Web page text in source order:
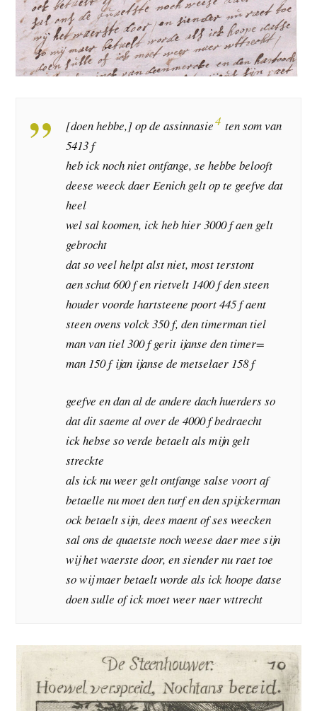
[doen hebbe,] op de assinnasie4 ten som van
5413 f
heb ick noch niet ontfange, se hebbe belooft
deese weeck daer Eenich gelt op te geefve dat
heel
wel sal koomen, ick heb hier 3000 f aen gelt
gebrocht
dat so veel helpt alst niet, most terstont
aen schut 600 f en rietvelt 1400 f den steen
houder voorde hartsteene poort 445 f aent
steen ovens volck 350 f, den timerman tiel
man van tiel 300 f gerit ijanse den timer=
man 150 f ijan ijanse de metselaer 158 f
geefve en dan al de andere dach huerders so
dat dit saeme al over de 4000 f bedraecht
ick hebse so verde betaelt als mijn gelt
streckte
als ick nu weer gelt ontfange salse voort af
betaelle nu moet den turf en den spijckerman
ock betaelt sijn, dees maent of ses weecken
sal ons de quaetste noch weese daer mee sijn
wij het waerste door, en siender nu raet toe
so wij maer betaelt worde als ick hoope datse
doen sulle of ick moet weer naer wttrecht